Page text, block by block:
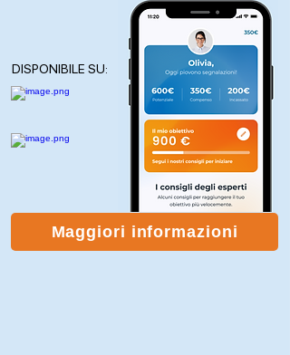
DISPONIBILE SU:
Maggiori informazioni